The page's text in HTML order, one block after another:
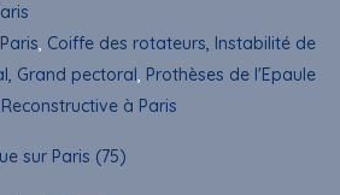
, Coiffe des rotateurs, Instabilité de
Grand pectoral , Prothèses de l'Epaule
à Paris
sur Paris (75)